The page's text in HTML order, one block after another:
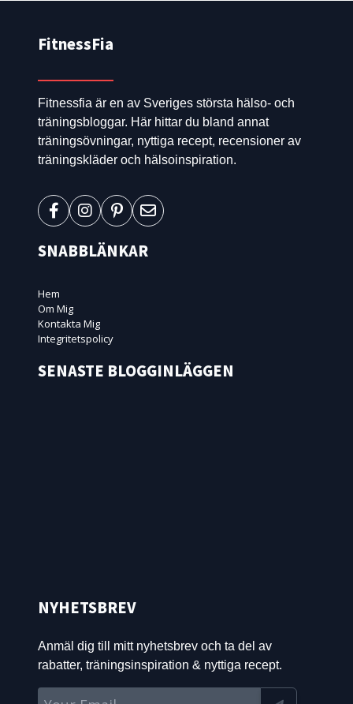
FitnessFia
Fitnessfia är en av Sveriges största hälso- och
träningsbloggar. Här hittar du bland annat
träningsövningar, nyttiga recept, recensioner av
träningskläder och hälsoinspiration.
SNABBLÄNKAR
Hem
Om Mig
Kontakta Mig
Integritetspolicy
SENASTE BLOGGINLÄGGEN
NYHETSBREV
Anmäl dig till mitt nyhetsbrev och ta del av
rabatter, träningsinspiration & nyttiga recept.